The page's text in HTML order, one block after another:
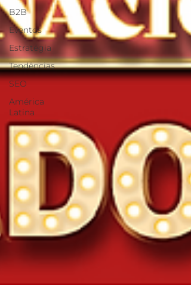
B2B
Eventos
Estratégia
Tendências
SEO
América
Latina